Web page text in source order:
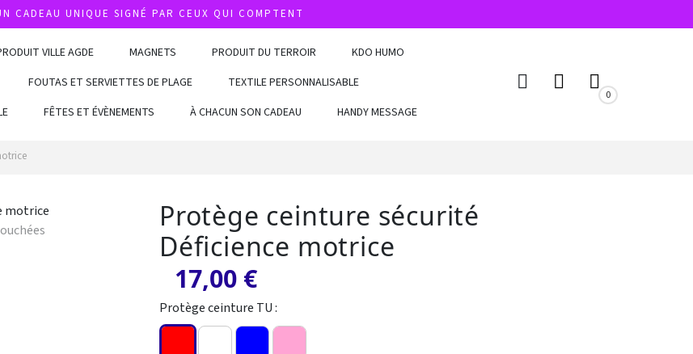
CADEAU UNIQUE SIGNÉ PAR CEUX QUI COMPTENT
VILLE AGDE MAGNETS PRODUIT DU TERROIR
KDO HUMO
FOUTAS ET SERVIETTES DE PLAGE
TEXTILE PERSONNALISABLE
FÊTES ET ÉVÈNEMENTS À CHACUN SON CADEAU HANDY MESSAGE
0
Protège ceinture sécurité
Déficience motrice
17,00 €
Protège ceinture TU :